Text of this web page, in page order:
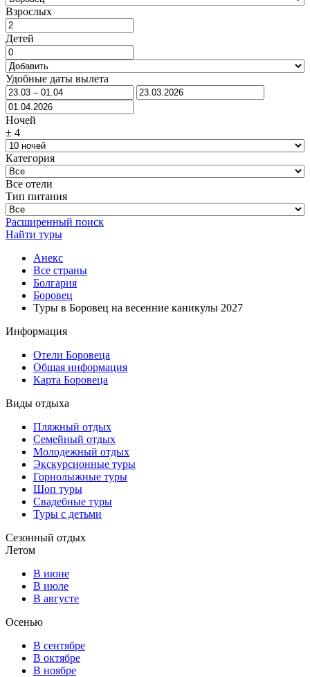
Взрослых
Детей
Удобные даты вылета
Ночей
± 4
Категория
Все отели
Тип питания
Расширенный поиск
Найти туры
Анекс
Все страны
Болгария
Боровец
Туры в Боровец на весенние каникулы 2027
Информация
Отели Боровеца
Общая информация
Карта Боровеца
Виды отдыха
Пляжный отдых
Семейный отдых
Молодежный отдых
Экскурсионные туры
Горнолыжные туры
Шоп туры
Свадебные туры
Туры с детьми
Сезонный отдых
Летом
В июне
В июле
В августе
Осенью
В сентябре
В октябре
В ноябре